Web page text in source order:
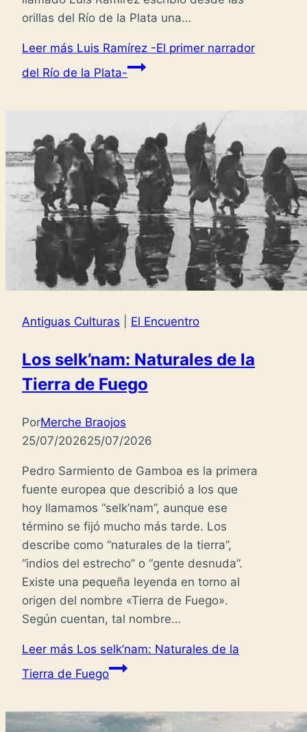
orillas del Río de la Plata una…
Leer más Luis Ramírez -El primer narrador
del Río de la Plata-
Antiguas Culturas El Encuentro
Los selk’nam: Naturales de la
Tierra de Fuego
PorMerche Braojos
25/07/202625/07/2026
Pedro Sarmiento de Gamboa es la primera
fuente europea que describió a los que
hoy llamamos “selk’nam”, aunque ese
término se fijó mucho más tarde. Los
describe como “naturales de la tierra”,
“indios del estrecho” o “gente desnuda”.
Existe una pequeña leyenda en torno al
origen del nombre «Tierra de Fuego».
Según cuentan, tal nombre…
Leer más Los selk’nam: Naturales de la
Tierra de Fuego